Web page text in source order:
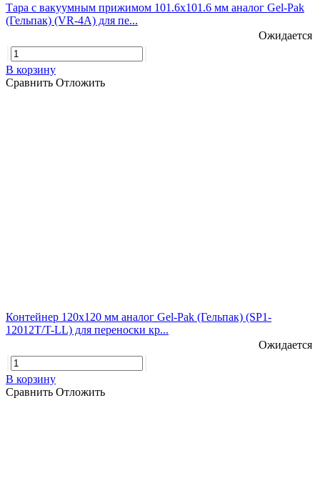
Тара с вакуумным прижимом 101.6х101.6 мм аналог Gel-Pak
(Гельпак) (VR-4A) для пе...
Ожидается
В корзину
Сравнить Отложить
Контейнер 120х120 мм аналог Gel-Pak (Гельпак) (SP1-
12012T/T-LL) для переноски кр...
Ожидается
В корзину
Сравнить Отложить